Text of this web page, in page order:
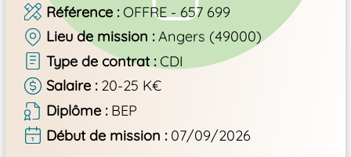
Référence OFFRE - 657 699
Lieu de mission
Angers (49000)
Type de contrat CDI
Salaire
20-25 K€
Diplôme
BEP
Début de mission
07/09/2026